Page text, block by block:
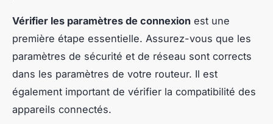
Vérifier les paramètres de connexion est une
première étape essentielle. Assurez-vous que les
paramètres de sécurité et de réseau sont corrects
dans les paramètres de votre routeur. Il est
également important de vérifier la compatibilité des
appareils connectés.